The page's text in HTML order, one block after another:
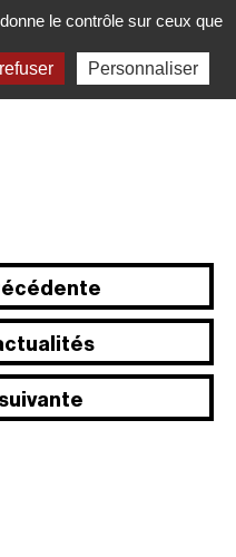
cookies
le contrôle sur ceux que
Personnaliser